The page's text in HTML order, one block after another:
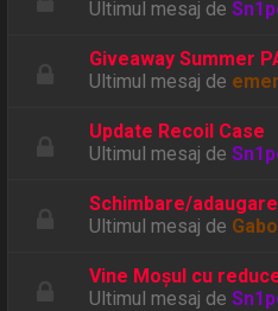
Ultimul mesaj de
Giveaway Summer
Ultimul mesaj de
Update Recoil Case
Ultimul mesaj de
Schimbare/
Ultimul mesaj de
Vine Moșul cu
Ultimul mesaj de